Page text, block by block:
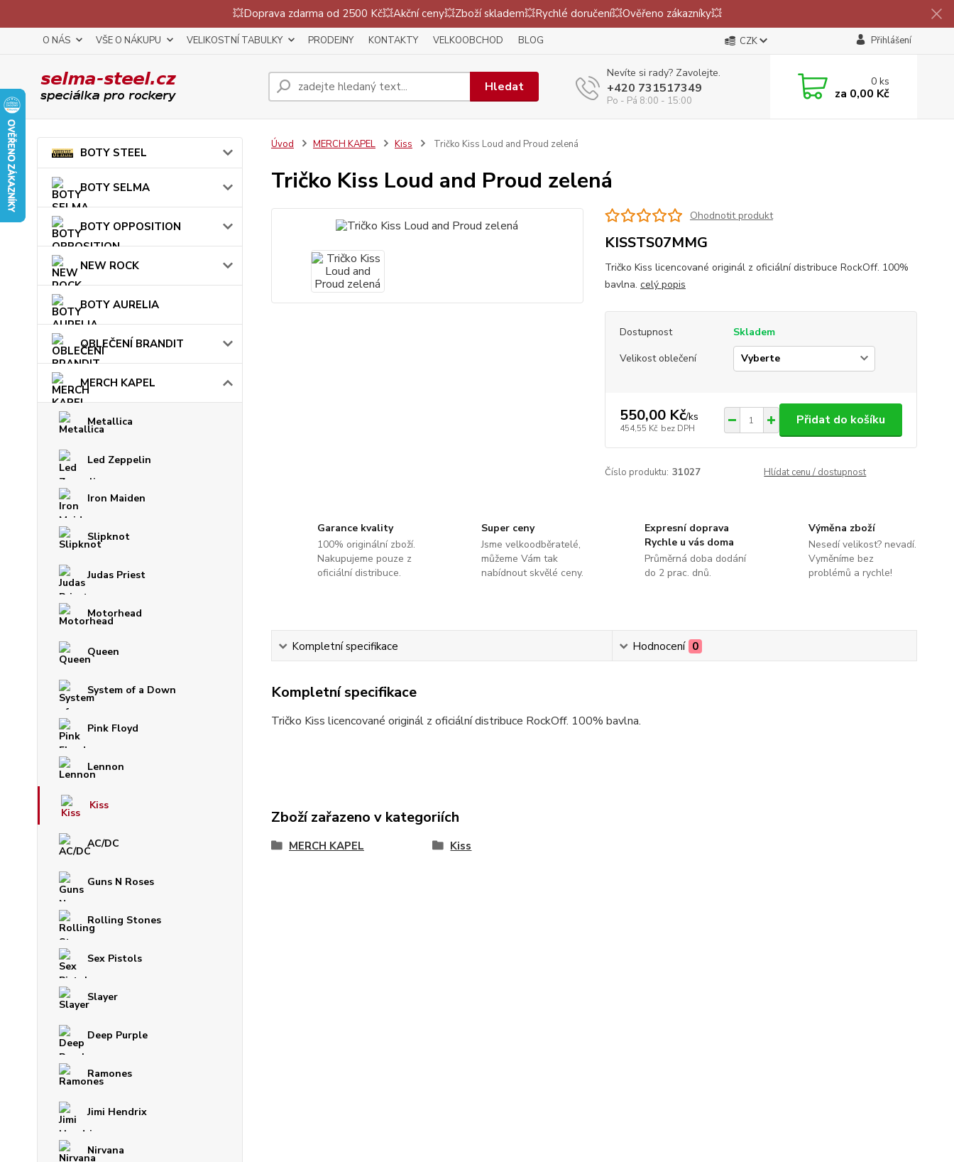
💥Doprava zdarma od 2500 Kč💥Akční ceny💥Zboží skladem💥Rychlé doručení💥Ověřeno zákazníky💥
O NÁS VŠE O NÁKUPU VELIKOSTNÍ TABULKY PRODEJNY KONTAKTY VELKOOBCHOD BLOG CZK Přihlášení
Hledat
Nevíte si rady? Zavolejte.
+420 731517349
Po - Pá 8:00 - 15:00
0ks
za 0,00 Kč
BOTY STEEL
BOTY SELMA
BOTY OPPOSITION
NEW ROCK
BOTY AURELIA
OBLEČENÍ BRANDIT
MERCH KAPEL
Metallica
Led Zeppelin
Iron Maiden
Slipknot
Judas Priest
Motorhead
Queen
System of a Down
Pink Floyd
Lennon
Kiss
AC/DC
Guns N Roses
Rolling Stones
Sex Pistols
Slayer
Deep Purple
Ramones
Jimi Hendrix
Nirvana
Úvod MERCH KAPEL Kiss Tričko Kiss Loud and Proud zelená
Tričko Kiss Loud and Proud zelená
Ohodnotit produkt
KISSTS07MMG
Tričko Kiss licencované originál z oficiální distribuce RockOff. 100%
bavlna. celý popis
Dostupnost
Skladem
Velikost oblečení
550,00 Kč/ks
454,55 Kč bez DPH
Přidat do košíku
Číslo produktu: 31027 Hlídat cenu / dostupnost
Garance kvality
100% originální zboží.
Nakupujeme pouze z
oficiální distribuce.
Super ceny
Jsme velkoodběratelé,
můžeme Vám tak
nabídnout skvělé ceny.
Expresní doprava
Rychle u vás doma
Průměrná doba dodání
do 2 prac. dnů.
Výměna zboží
Nesedí velikost? nevadí.
Vyměníme bez
problémů a rychle!
Kompletní specifikace Hodnocení 0
Kompletní specifikace
Tričko Kiss licencované originál z oficiální distribuce RockOff. 100% bavlna.
Zboží zařazeno v kategoriích
MERCH KAPEL Kiss